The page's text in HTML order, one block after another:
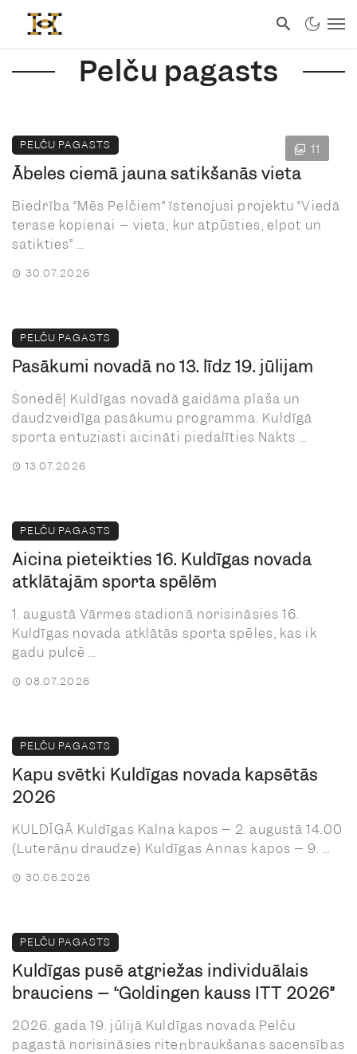
Pelču pagasts
11
PELČU PAGASTS
Ābeles ciemā jauna satikšanās vieta
Biedrība “Mēs Pelčiem” īstenojusi projektu “Viedā
terase kopienai – vieta, kur atpūsties, elpot un
satikties” ...
30.07.2026
PELČU PAGASTS
Pasākumi novadā no 13. līdz 19. jūlijam
Šonedēļ Kuldīgas novadā gaidāma plaša un
daudzveidīga pasākumu programma. Kuldīgā
sporta entuziasti aicināti piedalīties Nakts ...
13.07.2026
PELČU PAGASTS
Aicina pieteikties 16. Kuldīgas novada
atklātajām sporta spēlēm
1. augustā Vārmes stadionā norisināsies 16.
Kuldīgas novada atklātās sporta spēles, kas ik
gadu pulcē ...
08.07.2026
PELČU PAGASTS
Kapu svētki Kuldīgas novada kapsētās
2026
KULDĪGĀ Kuldīgas Kalna kapos – 2. augustā 14.00
(Luterāņu draudze) Kuldīgas Annas kapos – 9. ...
30.06.2026
PELČU PAGASTS
Kuldīgas pusē atgriežas individuālais
brauciens – “Goldingen kauss ITT 2026”
2026. gada 19. jūlijā Kuldīgas novada Pelču
pagastā norisināsies riteņbraukšanas sacensības